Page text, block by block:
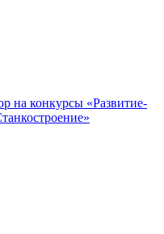
на конкурсы «Развитие-